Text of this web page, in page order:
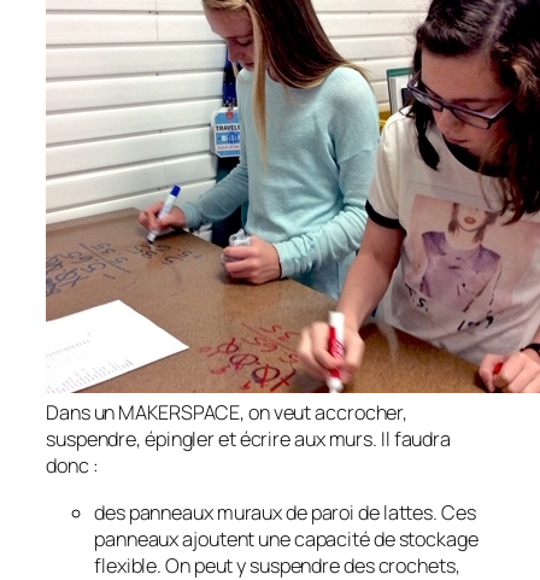
Dans un MAKERSPACE, on veut accrocher,
suspendre, épingler et écrire aux murs. Il faudra
donc :
des panneaux muraux de paroi de lattes. Ces
panneaux ajoutent une capacité de stockage
flexible. On peut y suspendre des crochets,